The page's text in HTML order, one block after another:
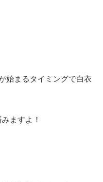
始まるタイミングで白衣
ますよ！